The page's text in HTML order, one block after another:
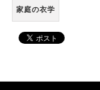
家庭の衣学